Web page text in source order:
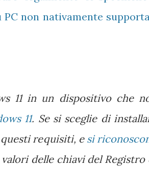
PC non nativamente
11 in un dispositivo che
11. Se si sceglie di
questi requisiti, esi
delle chiavi del Registro